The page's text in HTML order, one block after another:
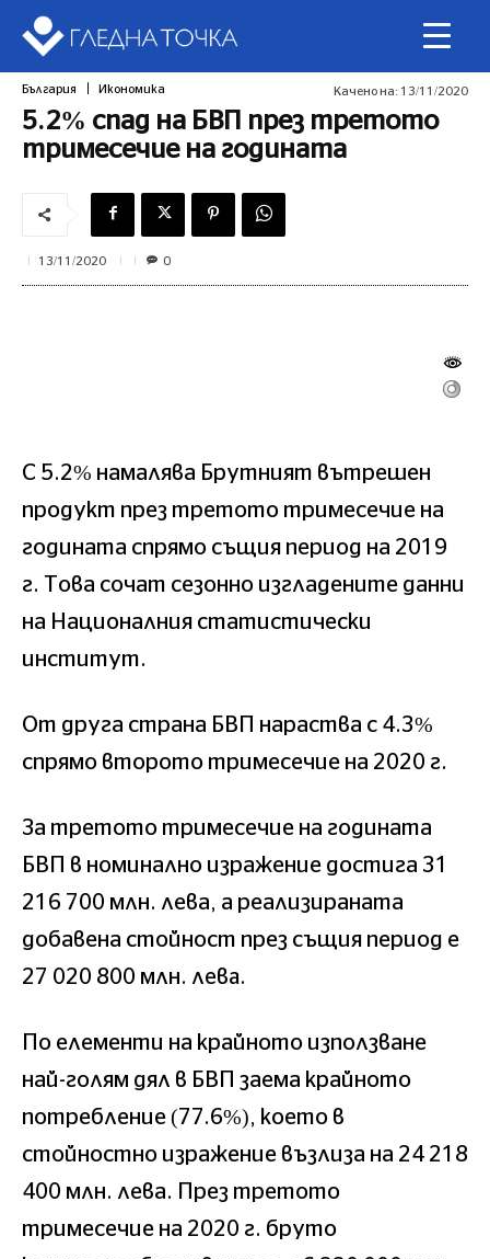
България Икономика Качено на: 13/11/2020
5.2% спад на БВП през третото
тримесечие на годината
13/11/2020 0
С 5.2% намалява Брутният вътрешен
продукт през третото тримесечие на
годината спрямо същия период на 2019
г. Това сочат сезонно изгладените данни
на Националния статистически
институт.
От друга страна БВП нараства с 4.3%
спрямо второто тримесечие на 2020 г.
За третото тримесечие на годината
БВП в номинално изражение достига 31
216 700 млн. лева, а реализираната
добавена стойност през същия период е
27 020 800 млн. лeвa.
По елементи на крайното използване
най-голям дял в БВП заема крайното
потребление (77.6%), което в
стойностно изражение възлиза на 24 218
400 млн. лева. През третото
тримесечие на 2020 г. бруто